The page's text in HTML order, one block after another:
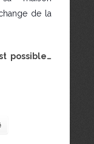
de la
possible…